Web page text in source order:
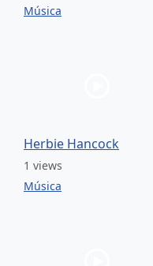
Música
Herbie Hancock
1 views
Música